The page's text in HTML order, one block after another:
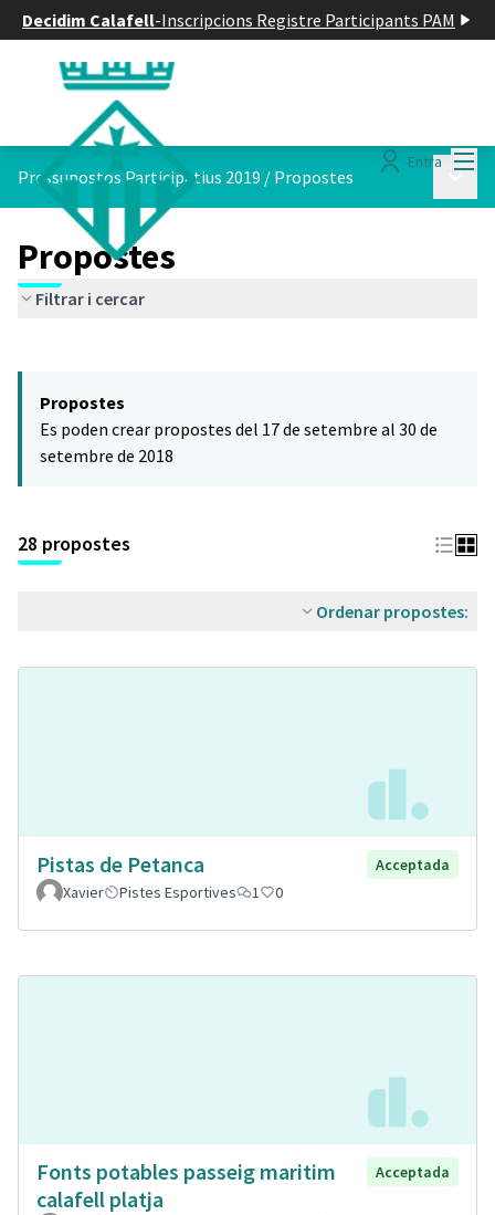
Decidim Calafell-Inscripcions Registre Participants PAM
Entra
Pressupostos Participatius 2019 / Propostes
Propostes
Filtrar i cercar
−
Propostes
Es poden crear propostes del 17 de setembre al 30 de
setembre de 2018
28 propostes
Ordenar propostes:
Pistas de Petanca
Acceptada
Xavier
Pistes Esportives 1 0
Fonts potables passeig maritim
calafell platja
Acceptada